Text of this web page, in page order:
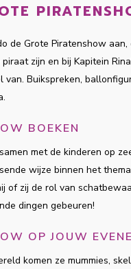
de Grote Piratenshow
zijn en bij Kapitein
van. Buikspreken,
BOEKEN
met de kinderen op
wijze binnen het
of zij de rol van
dingen gebeuren!
OP JOUW
komen ze mummies,